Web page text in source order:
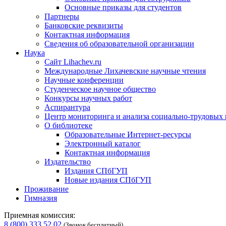
Основные приказы для студентов
Партнеры
Банковские реквизиты
Контактная информация
Сведения об образовательной организации
Наука
Сайт Lihachev.ru
Международные Лихачевские научные чтения
Научные конференции
Студенческое научное общество
Конкурсы научных работ
Аспирантура
Центр мониторинга и анализа социально-трудовых
О библиотеке
Образовательные Интернет-ресурсы
Электронный каталог
Контактная информация
Издательство
Издания СПбГУП
Новые издания СПбГУП
Проживание
Гимназия
Приемная комиссия:
8 (800) 333 52 02